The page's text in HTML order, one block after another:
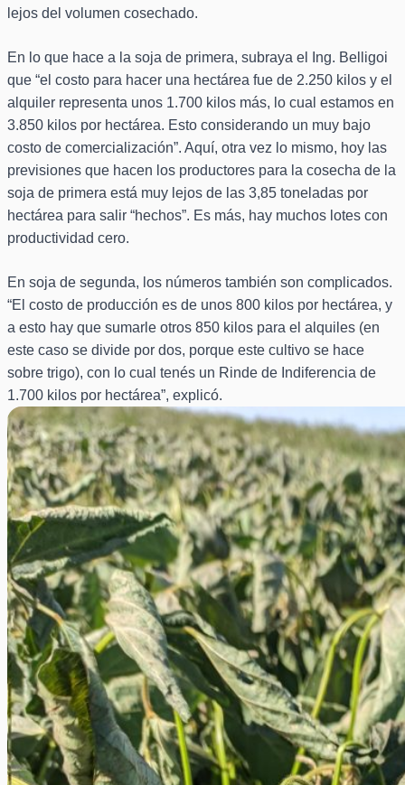
lejos del volumen cosechado.
En lo que hace a la soja de primera, subraya el Ing. Belligoi
que “el costo para hacer una hectárea fue de 2.250 kilos y el
alquiler representa unos 1.700 kilos más, lo cual estamos en
3.850 kilos por hectárea. Esto considerando un muy bajo
costo de comercialización”. Aquí, otra vez lo mismo, hoy las
previsiones que hacen los productores para la cosecha de la
soja de primera está muy lejos de las 3,85 toneladas por
hectárea para salir “hechos”. Es más, hay muchos lotes con
productividad cero.
En soja de segunda, los números también son complicados.
“El costo de producción es de unos 800 kilos por hectárea, y
a esto hay que sumarle otros 850 kilos para el alquiles (en
este caso se divide por dos, porque este cultivo se hace
sobre trigo), con lo cual tenés un Rinde de Indiferencia de
1.700 kilos por hectárea”, explicó.